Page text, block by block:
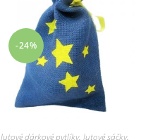
-24%
Jutové dárkové pytlíky, Jutové sáčky,